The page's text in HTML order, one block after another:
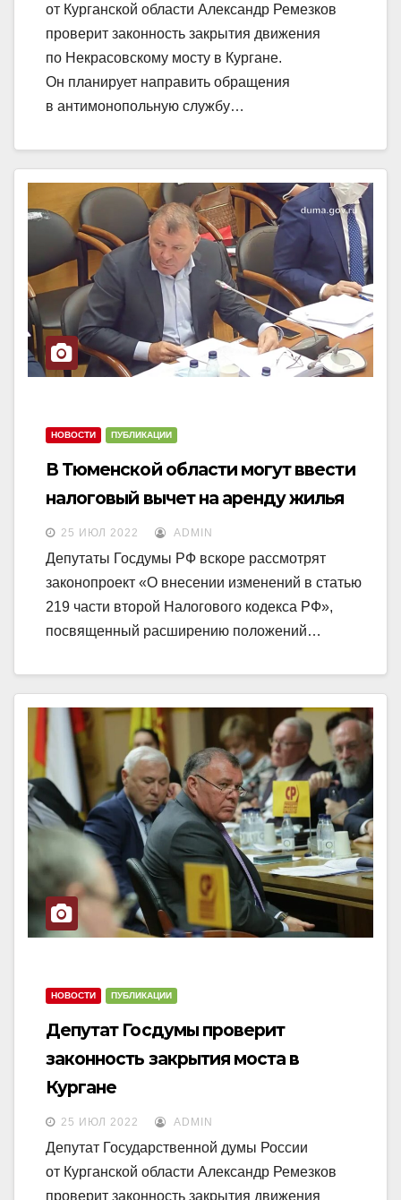
от Курганской области Александр Ремезков
проверит законность закрытия движения
по Некрасовскому мосту в Кургане.
Он планирует направить обращения
в антимонопольную службу…
НОВОСТИ ПУБЛИКАЦИИ
В Тюменской области могут ввести
налоговый вычет на аренду жилья
25 ИЮЛ 2022 ADMIN
Депутаты Госдумы РФ вскоре рассмотрят
законопроект «О внесении изменений в статью
219 части второй Налогового кодекса РФ»,
посвященный расширению положений…
НОВОСТИ ПУБЛИКАЦИИ
Депутат Госдумы проверит
законность закрытия моста в
Кургане
25 ИЮЛ 2022 ADMIN
Депутат Государственной думы России
от Курганской области Александр Ремезков
проверит законность закрытия движения